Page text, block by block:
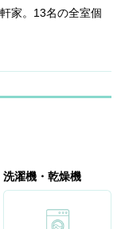
家。13名の全室個
洗濯機・乾燥機